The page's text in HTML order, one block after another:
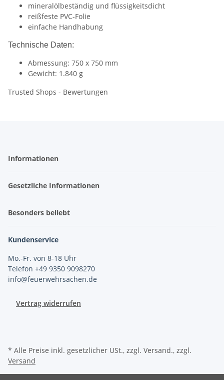
mineralölbeständig und flüssigkeitsdicht
reißfeste PVC-Folie
einfache Handhabung
Technische Daten:
Abmessung: 750 x 750 mm
Gewicht: 1.840 g
Trusted Shops - Bewertungen
Informationen
Gesetzliche Informationen
Besonders beliebt
Kundenservice
Mo.-Fr. von 8-18 Uhr
Telefon +49 9350 9098270
info@feuerwehrsachen.de
Vertrag widerrufen
* Alle Preise inkl. gesetzlicher USt., zzgl. Versand., zzgl.
Versand